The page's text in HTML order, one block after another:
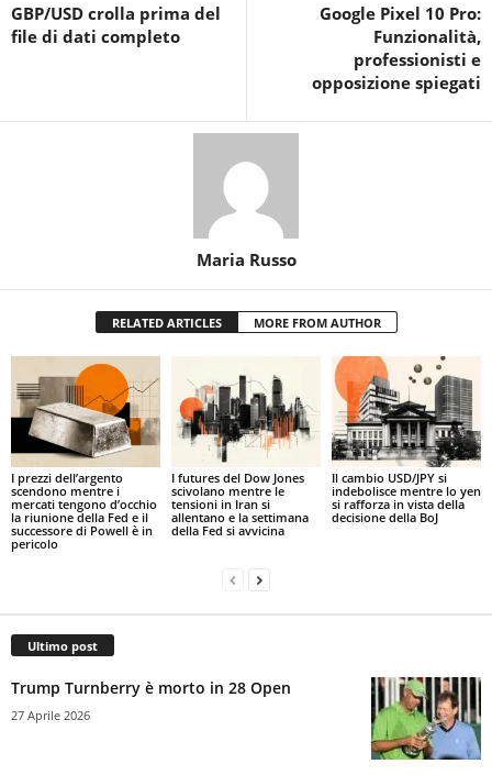
GBP/USD crolla prima del
file di dati completo
Google Pixel 10 Pro:
Funzionalità,
professionisti e
opposizione spiegati
Maria Russo
RELATED ARTICLES MORE FROM AUTHOR
I prezzi dell’argento
scendono mentre i
mercati tengono d’occhio
la riunione della Fed e il
successore di Powell è in
pericolo
I futures del Dow Jones
scivolano mentre le
tensioni in Iran si
allentano e la settimana
della Fed si avvicina
Il cambio USD/JPY si
indebolisce mentre lo yen
si rafforza in vista della
decisione della BoJ
Ultimo post
Trump Turnberry è morto in 28 Open
27 Aprile 2026